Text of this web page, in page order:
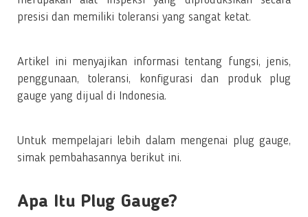
presisi dan memiliki toleransi yang sangat ketat.
Artikel ini menyajikan informasi tentang fungsi, jenis,
penggunaan, toleransi, konfigurasi dan produk plug
gauge yang dijual di Indonesia.
Untuk mempelajari lebih dalam mengenai plug gauge,
simak pembahasannya berikut ini.
Apa Itu Plug Gauge?